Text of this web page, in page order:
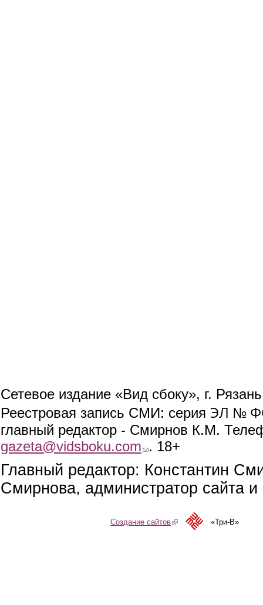
Сетевое издание «Вид сбоку», г.
Реестровая запись СМИ: серия ЭЛ №
главный редактор - Смирнов К.М.
gazeta@vidsboku.com (link sends e-mail)
. 18+
Главный редактор: Константин
Смирнова, администратор сайта
Создание сайтов(link is external)«Три-В»